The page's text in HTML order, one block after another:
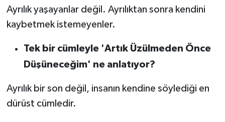
Ayrılık yaşayanlar değil. Ayrılıktan sonra kendini
kaybetmek istemeyenler.
Tek bir cümleyle 'Artık Üzülmeden Önce
Düşüneceğim' ne anlatıyor?
Ayrılık bir son değil, insanın kendine söylediği en
dürüst cümledir.